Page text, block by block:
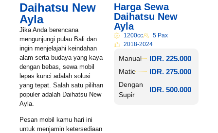
Daihatsu New
Ayla
Jika Anda berencana
mengunjungi pulau Bali dan
ingin menjelajahi keindahan
alam serta budaya yang kaya
dengan bebas, sewa mobil
lepas kunci adalah solusi
yang tepat. Salah satu pilihan
populer adalah Daihatsu New
Ayla.
Pesan mobil kamu hari ini
untuk menjamin ketersediaan
Harga Sewa
Daihatsu New
Ayla
1200cc
5 Pax
2018-2024
Manual IDR. 225.000
Matic IDR. 275.000
Dengan
Supir
IDR. 500.000